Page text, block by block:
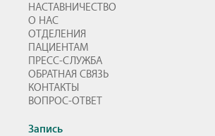
НАСТАВНИЧЕСТВО
О НАС
ОТДЕЛЕНИЯ
ПАЦИЕНТАМ
ПРЕСС-СЛУЖБА
ОБРАТНАЯ СВЯЗЬ
КОНТАКТЫ
ВОПРОС-ОТВЕТ
Запись